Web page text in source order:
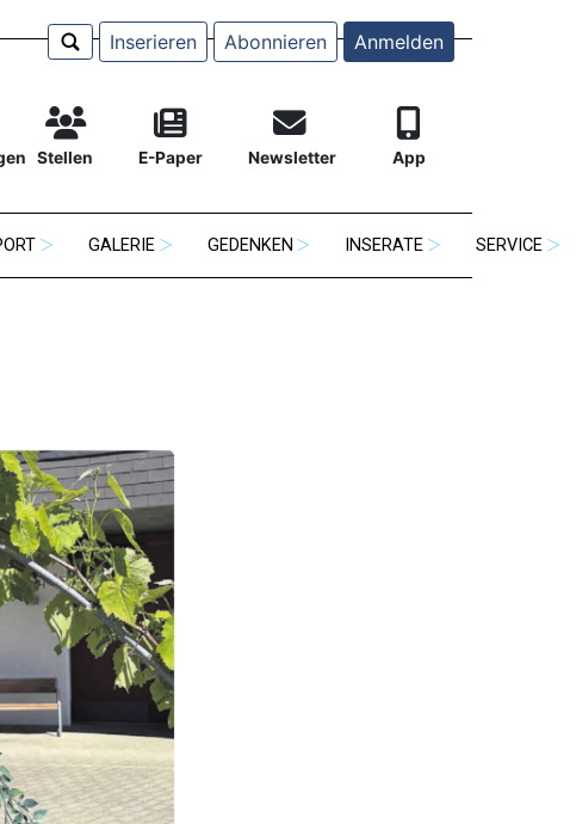
Inserieren Abonnieren Anmelden
Stellen E-Paper Newsletter App
GALERIE GEDENKEN INSERATE SERVICE